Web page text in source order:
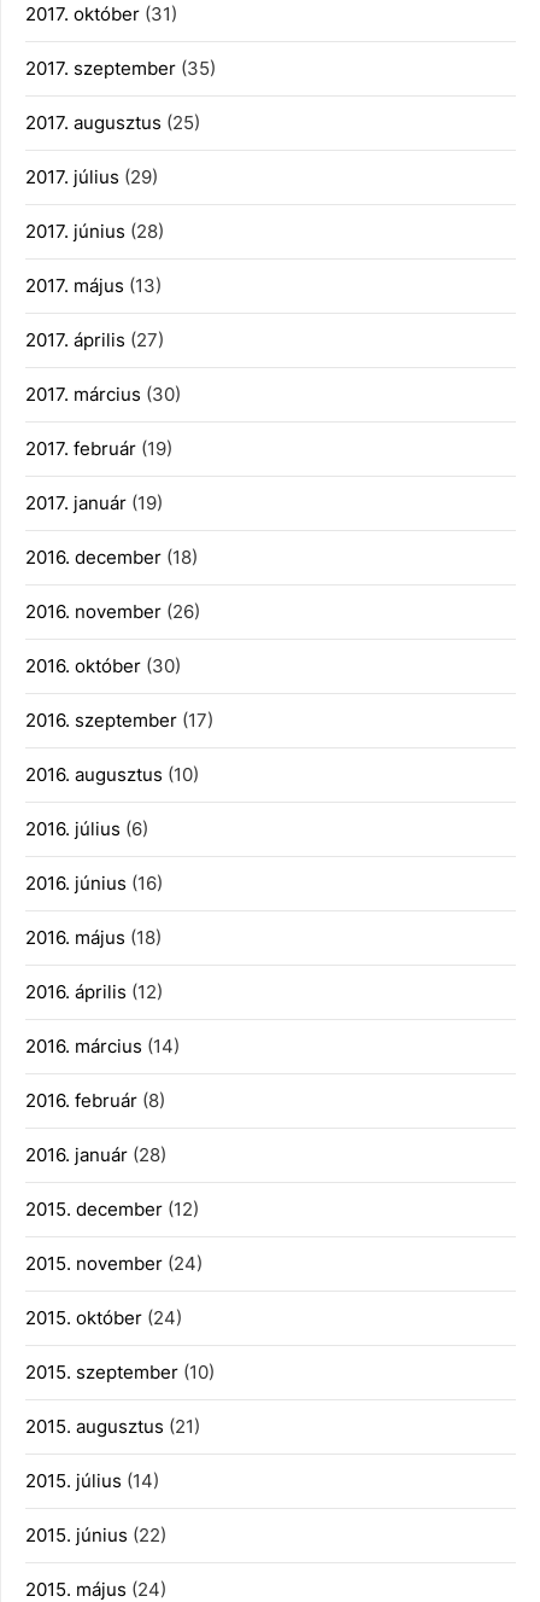
2017. október (31)
2017. szeptember (35)
2017. augusztus (25)
2017. július (29)
2017. június (28)
2017. május (13)
2017. április (27)
2017. március (30)
2017. február (19)
2017. január (19)
2016. december (18)
2016. november (26)
2016. október (30)
2016. szeptember (17)
2016. augusztus (10)
2016. július (6)
2016. június (16)
2016. május (18)
2016. április (12)
2016. március (14)
2016. február (8)
2016. január (28)
2015. december (12)
2015. november (24)
2015. október (24)
2015. szeptember (10)
2015. augusztus (21)
2015. július (14)
2015. június (22)
2015. május (24)